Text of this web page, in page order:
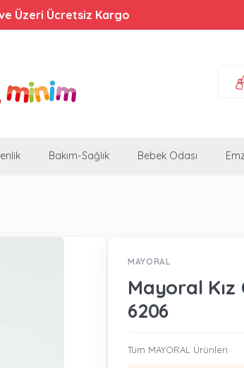
Üzeri Ücretsiz Kargo
%44'e Varan İndirim!
Bakım-Sağlık Bebek Odası
MAYORAL
Mayoral
6206
Tüm MAYORAL Ürünleri